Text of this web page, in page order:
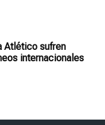
Atlético sufren
internacionales